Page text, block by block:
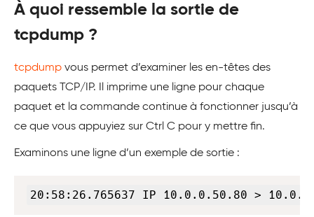
À quoi ressemble la sortie de
tcpdump ?
tcpdump vous permet d’examiner les en-têtes des
paquets TCP/IP. Il imprime une ligne pour chaque
paquet et la commande continue à fonctionner jusqu’à
ce que vous appuyiez sur Ctrl C pour y mettre fin.
Examinons une ligne d’un exemple de sortie :
20:58:26.765637 IP 10.0.0.50.80 >